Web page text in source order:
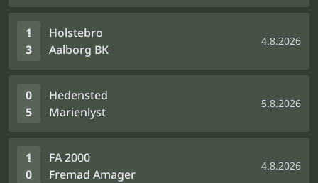
1
3
Holstebro
Aalborg BK
4.8.2026
0
5
Hedensted
Marienlyst
5.8.2026
1
0
FA 2000
Fremad Amager
4.8.2026